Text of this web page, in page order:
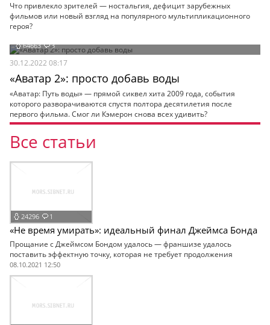
Что привлекло зрителей — ностальгия, дефицит зарубежных
фильмов или новый взгляд на популярного мультипликационного
героя?
64663 3
30.12.2022 08:17
«Аватар 2»: просто добавь воды
«Аватар: Путь воды» — прямой сиквел хита 2009 года, события
которого разворачиваются спустя полтора десятилетия после
первого фильма. Смог ли Кэмерон снова всех удивить?
Все статьи
24296 1
«Не время умирать»: идеальный финал Джеймса Бонда
Прощание с Джеймсом Бондом удалось — франшизе удалось
поставить эффектную точку, которая не требует продолжения
08.10.2021 12:50